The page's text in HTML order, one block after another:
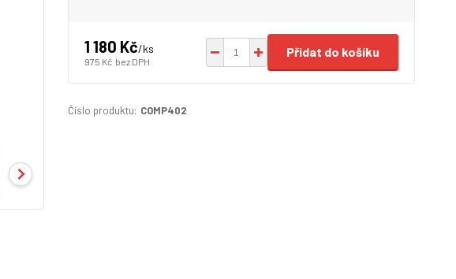
1 180 Kč/ks
975 Kč bez DPH
Přidat do košíku
Číslo produktu: COMP402